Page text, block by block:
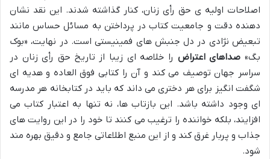
اصلاحات اولیه ی حق رأی زنان، کنار گذاشته شدند. این نقد نشان
دهنده دقت و جامعیت کتاب در پرداختن به مسائل حساس مانند
تبعیض نژادی در دل جنبش های فمینیستی است. در نهایت، «بوک
بگ» صداهای اعتراض را خلاصه ای زیبا از تاریخ حق رأی زنان در
سراسر جهان توصیف می کند و آن را کتابی فوق العاده و هدیه ای
شگفت انگیز برای هر دختری می داند که باید در کتابخانه هر مدرسه
ای وجود داشته باشد. این بازتاب ها، نه تنها به اعتبار کتاب می
افزایند، بلکه خواننده را ترغیب می کنند تا خود را در این روایت های
جذاب و پربار غرق کند و از این منبع اطلاعاتی جامع و دقیق بهره مند
شود.